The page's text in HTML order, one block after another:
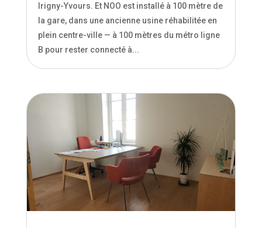
Irigny-Yvours. Et NOO est installé à 100 mètre de
la gare, dans une ancienne usine réhabilitée en
plein centre-ville — à 100 mètres du métro ligne
B pour rester connecté à...